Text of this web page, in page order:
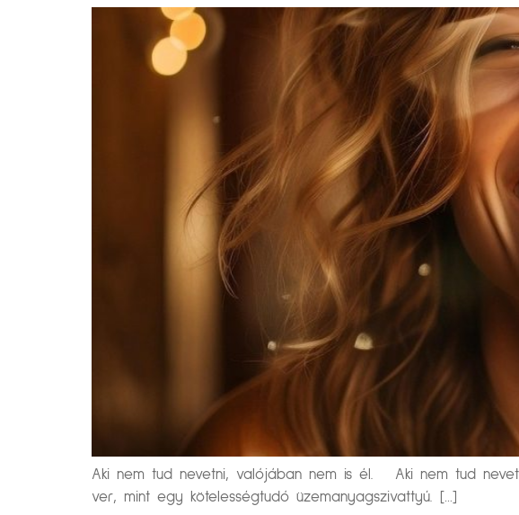
Aki nem tud nevetni, valójában nem is él. Aki nem tud
ver, mint egy kötelességtudó üzemanyagszivattyú. […]